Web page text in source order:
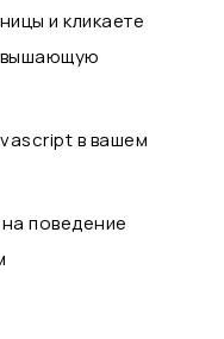
и кликаете
в вашем
поведение